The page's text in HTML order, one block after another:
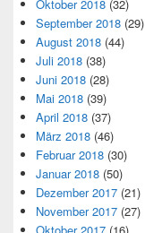
Oktober 2018 (32)
September 2018 (29)
August 2018 (44)
Juli 2018 (38)
Juni 2018 (28)
Mai 2018 (39)
April 2018 (37)
März 2018 (46)
Februar 2018 (30)
Januar 2018 (50)
Dezember 2017 (21)
November 2017 (27)